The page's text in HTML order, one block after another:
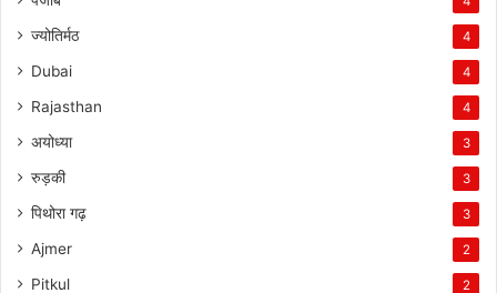
ज्योतिर्मठ 4
Dubai 4
Rajasthan 4
अयोध्या 3
रुड़की 3
पिथोरा गढ़ 3
Ajmer 2
Pitkul 2